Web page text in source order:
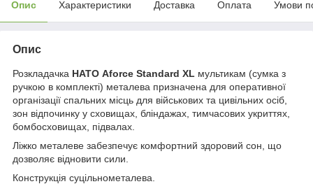
Опис Характеристики Доставка Оплата Умови
Опис
Розкладачка НАТО Aforce Standard XL мультикам (сумка з
ручкою в комплекті) металева призначена для оперативної
організації спальних місць для військових та цивільних осіб,
зон відпочинку у сховищах, бліндажах, тимчасових укриттях,
бомбосховищах, підвалах.
Ліжко металеве забезпечує комфортний здоровий сон, що
дозволяє відновити сили.
Конструкція суцільнометалева.